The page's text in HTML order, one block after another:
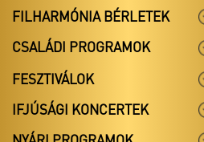
FILHARMÓNIA BÉRLETEK
CSALÁDI PROGRAMOK
FESZTIVÁLOK
IFJÚSÁGI KONCERTEK